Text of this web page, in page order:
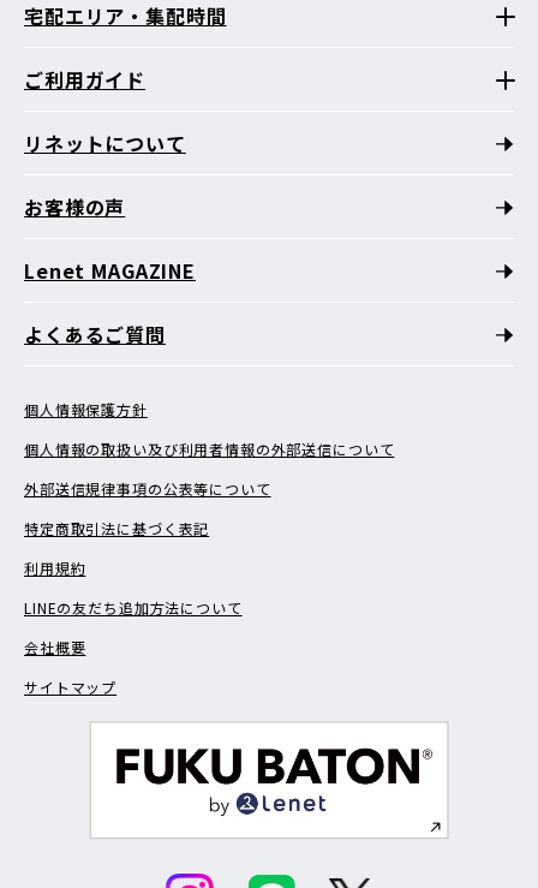
宅配エリア・集配時間
ご利用ガイド
リネットについて
お客様の声
Lenet MAGAZINE
よくあるご質問
個人情報保護方針
個人情報の取扱い及び利用者情報の外部送信について
外部送信規律事項の公表等について
特定商取引法に基づく表記
利用規約
LINEの友だち追加方法について
会社概要
サイトマップ